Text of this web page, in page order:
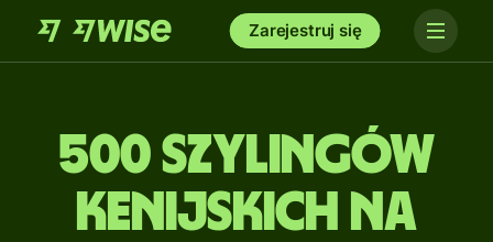
Zarejestruj się
500 Szylingów
kenijskich na